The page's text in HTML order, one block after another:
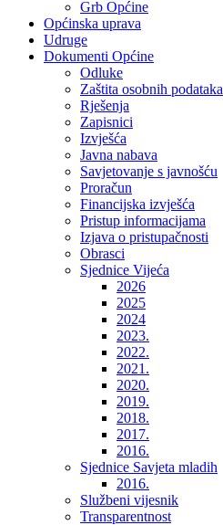
Grb Općine
Općinska uprava
Udruge
Dokumenti Općine
Odluke
Zaštita osobnih podataka
Rješenja
Zapisnici
Izvješća
Javna nabava
Savjetovanje s javnošću
Proračun
Financijska izvješća
Pristup informacijama
Izjava o pristupačnosti
Obrasci
Sjednice Vijeća
2026
2025
2024
2023.
2022.
2021.
2020.
2019.
2018.
2017.
2016.
Sjednice Savjeta mladih
2016.
Službeni vijesnik
Transparentnost